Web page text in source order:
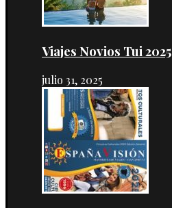
Viajes Novios Tui 2025
julio 31, 2025